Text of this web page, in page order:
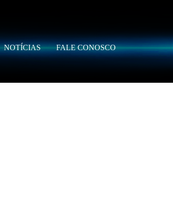
NOTÍCIAS FALE CONOSCO